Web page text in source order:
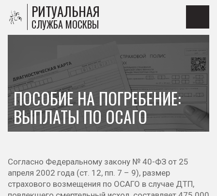
РИТУАЛЬНАЯ
СЛУЖБА МОСКВЫ
ПОСОБИЕ НА ПОГРЕБЕНИЕ:
ВЫПЛАТЫ ПО ОСАГО
Согласно Федеральному закону № 40-ФЗ от 25
апреля 2002 года (ст. 12, пп. 7 – 9), размер
страхового возмещения по ОСАГО в случае ДТП,